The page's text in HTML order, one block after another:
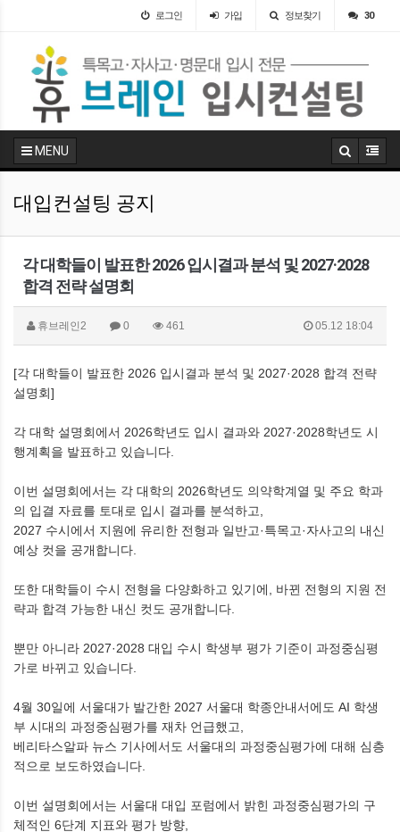
로그인 가입 정보찾기 30
MENU
대입컨설팅 공지
각 대학들이 발표한 2026 입시결과 분석 및 2027·2028
합격 전략 설명회
휴브레인2 0 461 05.12 18:04
[각 대학들이 발표한 2026 입시결과 분석 및 2027·2028 합격 전략
설명회]
각 대학 설명회에서 2026학년도 입시 결과와 2027·2028학년도 시
행계획을 발표하고 있습니다.
이번 설명회에서는 각 대학의 2026학년도 의약학계열 및 주요 학과
의 입결 자료를 토대로 입시 결과를 분석하고,
2027 수시에서 지원에 유리한 전형과 일반고·특목고·자사고의 내신
예상 컷을 공개합니다.
또한 대학들이 수시 전형을 다양화하고 있기에, 바뀐 전형의 지원 전
략과 합격 가능한 내신 컷도 공개합니다.
뿐만 아니라 2027·2028 대입 수시 학생부 평가 기준이 과정중심평
가로 바뀌고 있습니다.
4월 30일에 서울대가 발간한 2027 서울대 학종안내서에도 AI 학생
부 시대의 과정중심평가를 재차 언급했고,
베리타스알파 뉴스 기사에서도 서울대의 과정중심평가에 대해 심층
적으로 보도하였습니다.
이번 설명회에서는 서울대 대입 포럼에서 밝힌 과정중심평가의 구
체적인 6단계 지표와 평가 방향,